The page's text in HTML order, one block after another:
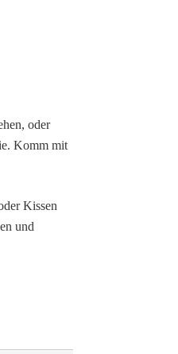
oder
Komm mit
Kissen
und